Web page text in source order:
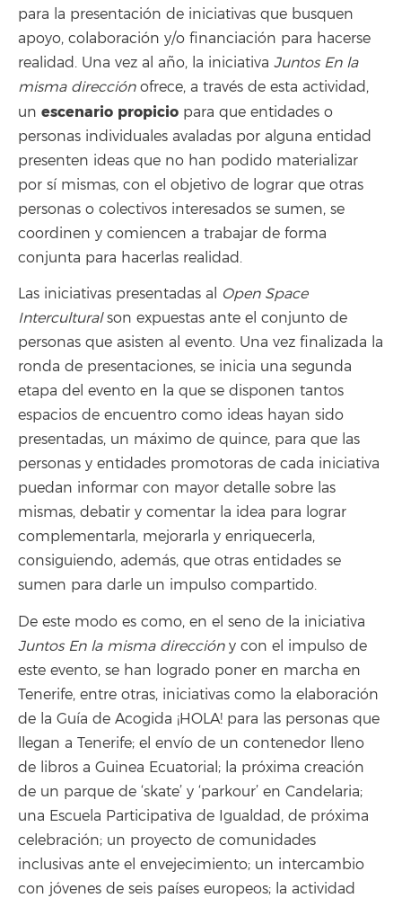
para la presentación de iniciativas que busquen
apoyo, colaboración y/o financiación para hacerse
realidad. Una vez al año, la iniciativa Juntos En la
misma direcciónofrece, a través de esta actividad,
un escenario propicio para que entidades o
personas individuales avaladas por alguna entidad
presenten ideas que no han podido materializar
por sí mismas, con el objetivo de lograr que otras
personas o colectivos interesados se sumen, se
coordinen y comiencen a trabajar de forma
conjunta para hacerlas realidad.
Las iniciativas presentadas al Open Space
Interculturalson expuestas ante el conjunto de
personas que asisten al evento. Una vez finalizada la
ronda de presentaciones, se inicia una segunda
etapa del evento en la que se disponen tantos
espacios de encuentro como ideas hayan sido
presentadas, un máximo de quince, para que las
personas y entidades promotoras de cada iniciativa
puedan informar con mayor detalle sobre las
mismas, debatir y comentar la idea para lograr
complementarla, mejorarla y enriquecerla,
consiguiendo, además, que otras entidades se
sumen para darle un impulso compartido.
De este modo es como, en el seno de la iniciativa
Juntos En la misma direccióny con el impulso de
este evento, se han logrado poner en marcha en
Tenerife, entre otras, iniciativas como la elaboración
de la Guía de Acogida ¡HOLA! para las personas que
llegan a Tenerife; el envío de un contenedor lleno
de libros a Guinea Ecuatorial; la próxima creación
de un parque de ‘skate’ y ‘parkour’ en Candelaria;
una Escuela Participativa de Igualdad, de próxima
celebración; un proyecto de comunidades
inclusivas ante el envejecimiento; un intercambio
con jóvenes de seis países europeos; la actividad